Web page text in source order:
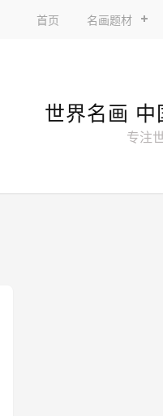
首页 名画题材
世界名画 中
专注